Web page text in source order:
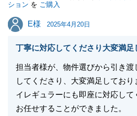
これからも、お客様にご満足いた
力を重ねてまいります。
い申し上げます。
またのご利用を心よりお待ちして
この度は、本当にありがとうござ
ション を ご購入
E様
E様 2025年4月20日
丁寧に対応してくださり大変満足
担当者様が、物件選びから引き渡
してくださり、大変満足しており
イレギュラーにも即座に対応して
お任せすることができました。